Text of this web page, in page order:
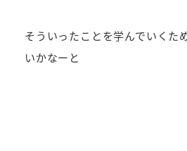
そういったことを学んでいくた
いかなーと